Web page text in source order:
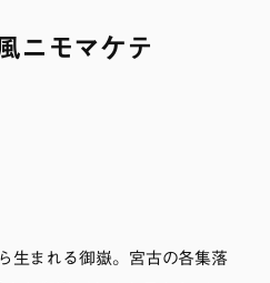
ニモマケテ
生まれる御嶽。宮古の各集落